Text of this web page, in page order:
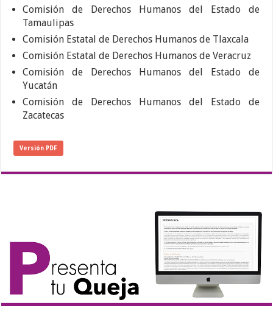
Comisión de Derechos Humanos del Estado de
Tamaulipas
Comisión Estatal de Derechos Humanos de Tlaxcala
Comisión Estatal de Derechos Humanos de Veracruz
Comisión de Derechos Humanos del Estado de
Yucatán
Comisión de Derechos Humanos del Estado de
Zacatecas
Versión PDF